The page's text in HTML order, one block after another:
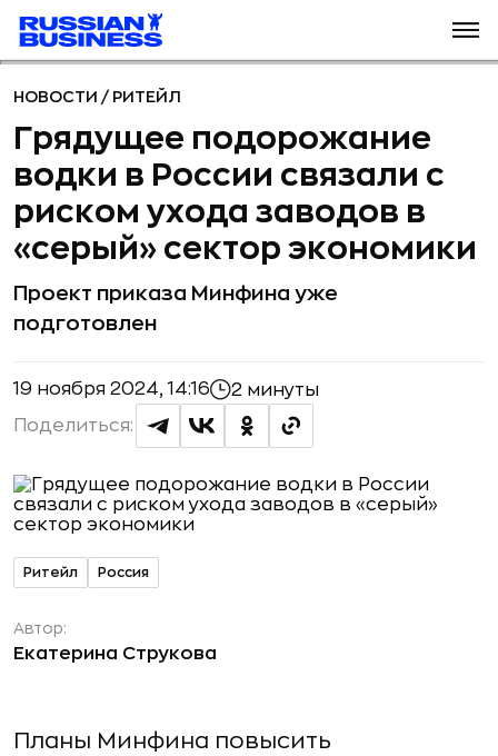
НОВОСТИ / РИТЕЙЛ
Грядущее подорожание
водки в России связали с
риском ухода заводов в
«серый» сектор экономики
Проект приказа Минфина уже
подготовлен
19 ноября 2024, 14:16 2 минуты
Поделиться:
Ритейл Россия
Автор:
Екатерина Струкова
Планы Минфина повысить